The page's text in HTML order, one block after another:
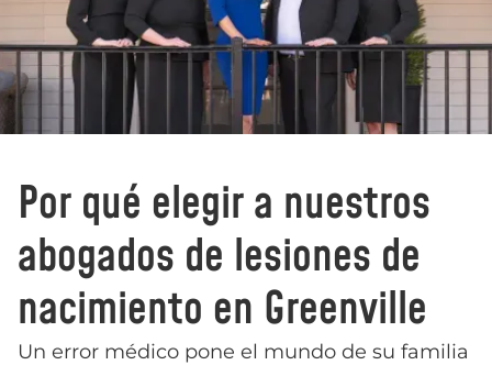
Por qué elegir a nuestros
abogados de lesiones de
nacimiento en Greenville
Un error médico pone el mundo de su familia